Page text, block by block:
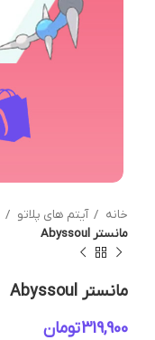
خانه آیتم های پلاتو
مانستر Abyssoul
مانستر Abyssoul
تومان